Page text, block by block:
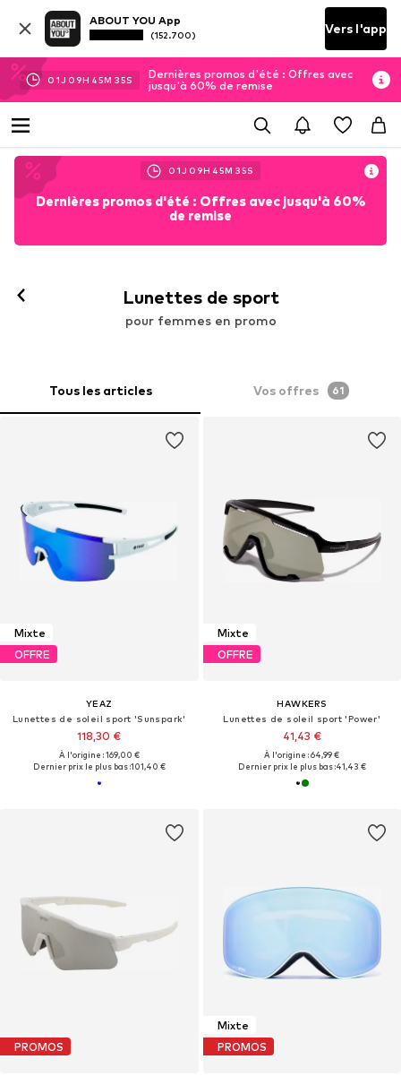
ABOUT YOU App
(152.700) Vers l'app
01J 09H 45M 34S
Dernières promos d'été : Offres avec
jusqu'à 60% de remise
01J 09H 45M 34S
Dernières promos d'été : Offres avec jusqu'à 60%
de remise
Lunettes de sport
pour femmes en promo
Tous les articles Vos offres 61
Mixte
OFFRE
YEAZ
Lunettes de soleil sport 'Sunspark'
118,30 €
À l'origine : 169,00 €
Dernier prix le plus bas :101,40 €
Mixte
OFFRE
HAWKERS
Lunettes de soleil sport 'Power'
41,43 €
À l'origine : 64,99 €
Dernier prix le plus bas :41,43 €
PROMOS
Mixte
PROMOS